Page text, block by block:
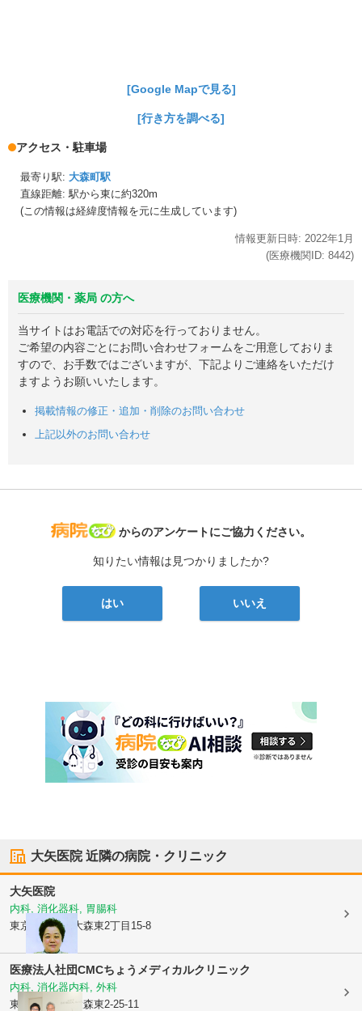
[Google Mapで見る]
[行き方を調べる]
アクセス・駐車場
最寄り駅: 大森町駅
直線距離: 駅から東に約320m
(この情報は経緯度情報を元に生成しています)
情報更新日時: 2022年1月
(医療機関ID: 8442)
医療機関・薬局 の方へ
当サイトはお電話での対応を行っておりません。
ご希望の内容ごとにお問い合わせフォームをご用意しておりま
すので、お手数ではございますが、下記よりご連絡をいただけ
ますようお願いいたします。
掲載情報の修正・追加・削除のお問い合わせ
上記以外のお問い合わせ
病院なび
からのアンケートにご協力ください。
知りたい情報は見つかりましたか?
はい いいえ
大矢医院近隣の病院・クリニック
大矢医院
内科, 消化器科, 胃腸科
東京都大田区
大森東2丁目15-8
医療法人社団CMCちょうメディカルクリニック
内科, 消化器内科, 外科
東京都大田区 大森東2-25-11